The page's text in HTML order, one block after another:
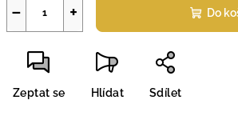
+
− Do
Zeptat se Hlídat Sdílet